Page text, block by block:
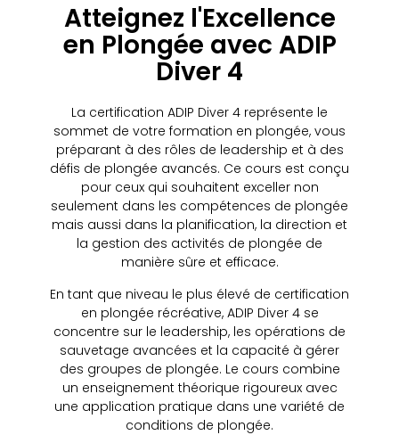
Atteignez l'Excellence
en Plongée avec ADIP
Diver 4
La certification ADIP Diver 4 représente le
sommet de votre formation en plongée, vous
préparant à des rôles de leadership et à des
défis de plongée avancés. Ce cours est conçu
pour ceux qui souhaitent exceller non
seulement dans les compétences de plongée
mais aussi dans la planification, la direction et
la gestion des activités de plongée de
manière sûre et efficace.
En tant que niveau le plus élevé de certification
en plongée récréative, ADIP Diver 4 se
concentre sur le leadership, les opérations de
sauvetage avancées et la capacité à gérer
des groupes de plongée. Le cours combine
un enseignement théorique rigoureux avec
une application pratique dans une variété de
conditions de plongée.